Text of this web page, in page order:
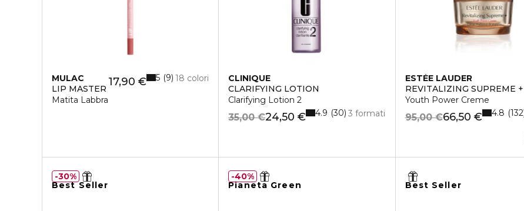
MULAC
LIP MASTER
Matita Labbra
17,90 € 18 colori
5 9
CLINIQUE
CLARIFYING LOTION
Clarifying Lotion 2
24,50 €
35,00 € 3 formati
4.9 30
ESTÉE LAUDER
REVITALIZING SUPREME +
Youth Power Creme
66,50 €
95,00 € 4.8 132
Best Seller
30%
Pianeta Green
40%
Best Seller